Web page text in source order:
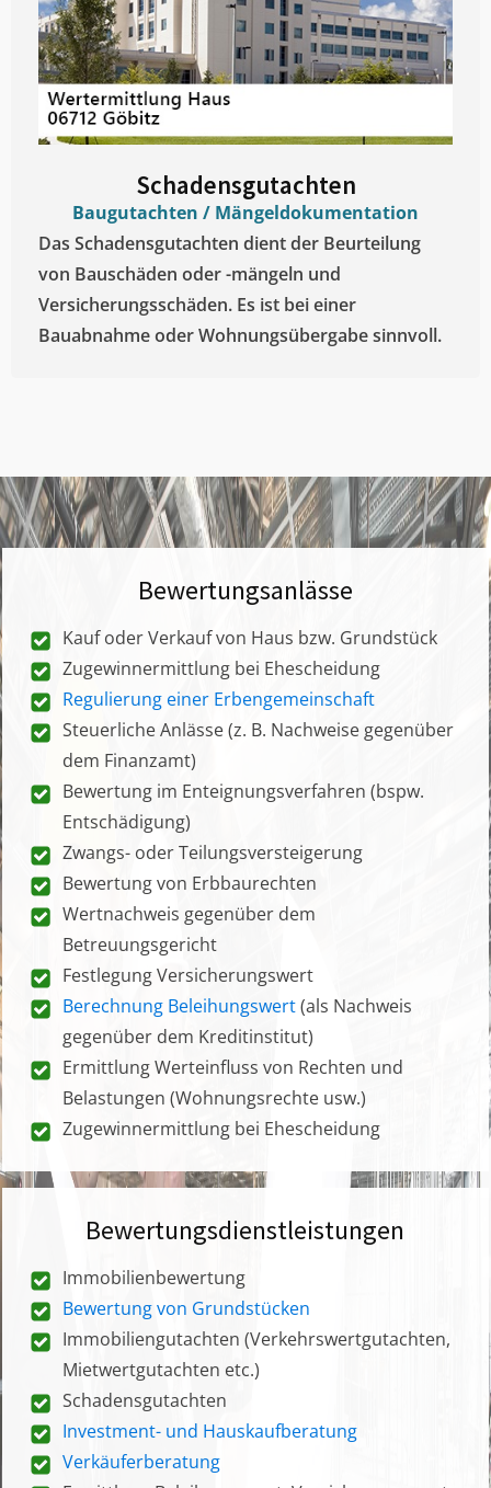
Schadensgutachten
Baugutachten / Mängeldokumentation
Das Schadensgutachten dient der Beurteilung
von Bauschäden oder -mängeln und
Versicherungsschäden. Es ist bei einer
Bauabnahme oder Wohnungsübergabe sinnvoll.
Bewertungsanlässe
Kauf oder Verkauf von Haus bzw. Grundstück
Zugewinnermittlung bei Ehescheidung
Regulierung einer Erbengemeinschaft
Steuerliche Anlässe (z. B. Nachweise gegenüber
dem Finanzamt)
Bewertung im Enteignungsverfahren (bspw.
Entschädigung)
Zwangs- oder Teilungsversteigerung
Bewertung von Erbbaurechten
Wertnachweis gegenüber dem
Betreuungsgericht
Festlegung Versicherungswert
Berechnung Beleihungswert(als Nachweis
gegenüber dem Kreditinstitut)
Ermittlung Werteinfluss von Rechten und
Belastungen (Wohnungsrechte usw.)
Zugewinnermittlung bei Ehescheidung
Bewertungsdienstleistungen
Immobilienbewertung
Bewertung von Grundstücken
Immobiliengutachten (Verkehrswertgutachten,
Mietwertgutachten etc.)
Schadensgutachten
Investment- und Hauskaufberatung
Verkäuferberatung